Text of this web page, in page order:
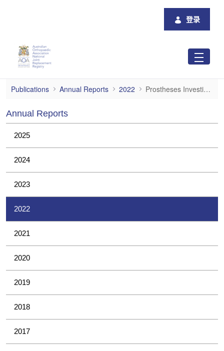
登录
Prostheses Investigations
Publications Annual Reports 2022 Prostheses Investigations
Annual Reports
2025
2024
2023
2022
2021
2020
2019
2018
2017